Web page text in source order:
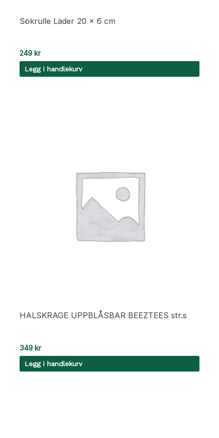
Sökrulle Läder 20 x 6 cm
249 kr
Legg i handlekurv
HALSKRAGE UPPBLÅSBAR BEEZTEES str.s
349 kr
Legg i handlekurv